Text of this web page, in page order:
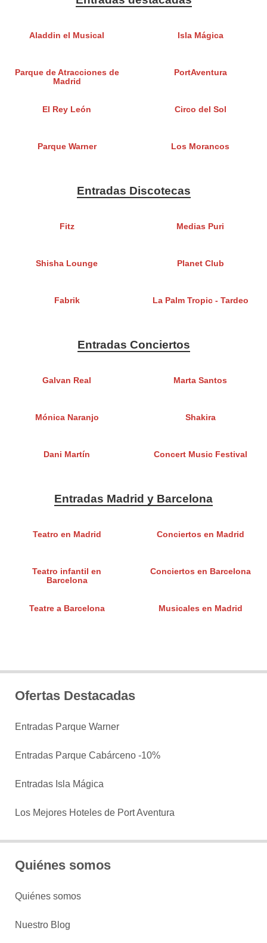
Aladdin el Musical Isla Mágica
Parque de Atracciones de
Madrid
PortAventura
El Rey León Circo del Sol
Parque Warner Los Morancos
Entradas Discotecas
Fitz Medias Puri
Shisha Lounge Planet Club
Fabrik La Palm Tropic - Tardeo
Entradas Conciertos
Galvan Real Marta Santos
Mónica Naranjo Shakira
Dani Martín Concert Music Festival
Entradas Madrid y Barcelona
Teatro en Madrid Conciertos en Madrid
Teatro infantil en
Barcelona
Conciertos en Barcelona
Teatre a Barcelona Musicales en Madrid
Ofertas Destacadas
Entradas Parque Warner
Entradas Parque Cabárceno -10%
Entradas Isla Mágica
Los Mejores Hoteles de Port Aventura
Quiénes somos
Quiénes somos
Nuestro Blog